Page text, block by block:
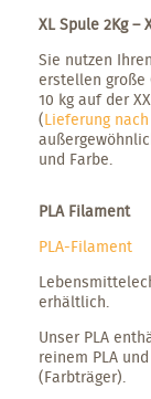
XL Spule 2Kg –
Sie nutzen Ihren
erstellen große
10 kg auf der
(Lieferung
und Farbe.
PLA Filament
PLA-Filament
erhältlich.
Unser PLA
reinem PLA
(Farbträger).